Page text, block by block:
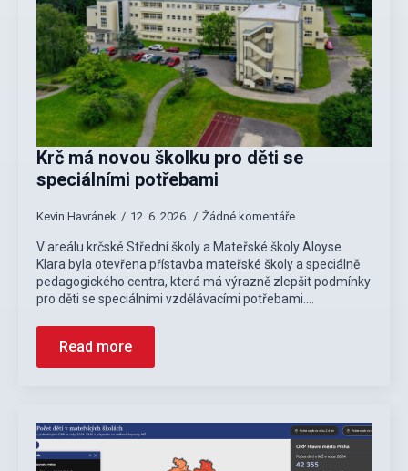
Krč má novou školku pro děti se
speciálními potřebami
Kevin Havránek 12. 6. 2026 Žádné komentáře
V areálu krčské Střední školy a Mateřské školy Aloyse
Klara byla otevřena přístavba mateřské školy a speciálně
pedagogického centra, která má výrazně zlepšit podmínky
pro děti se speciálními vzdělávacími potřebami.…
Read more